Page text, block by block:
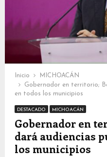
Inicio
MICHOACÁN
Gobernador en territorio;
en todos los municipios
DESTACADO MICHOACÁN
Gobernador en
dará audiencias
los municipios